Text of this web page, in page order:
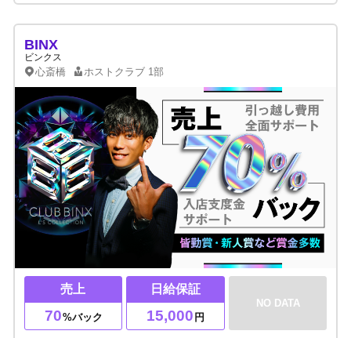
BINX
ビンクス
心斎橋 ホストクラブ 1部
売上
70%バック
日給保証
15,000 円
NO DATA